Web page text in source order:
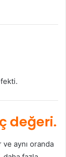
değeri.
aynı oranda